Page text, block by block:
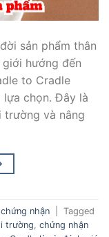
sản phẩm thân
hướng đến
to Cradle
lựa chọn. Đây là
trường và nâng
nhận
Tagged
trường
chứng nhận